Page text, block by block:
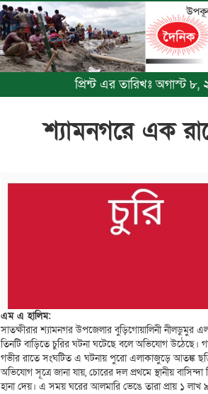
প্রিন্ট এর তারিখঃ অগাস্ট
শ্যামনগরে এক
এম এ হালিম:
সাতক্ষীরার শ্যামনগর উপজেলার বুড়িগোয়ালিনী নীলডুমুর
তিনটি বাড়িতে চুরির ঘটনা ঘটেছে বলে অভিযোগ উঠেছে।
গভীর রাতে সংঘটিত এ ঘটনায় পুরো এলাকাজুড়ে আতঙ্ক
অভিযোগ সূত্রে জানা যায়, চোরের দল প্রথমে স্থানীয় বাসিন্দা
হানা দেয়। এ সময় ঘরের আলমারি ভেঙে তারা প্রায় ১ লাখ